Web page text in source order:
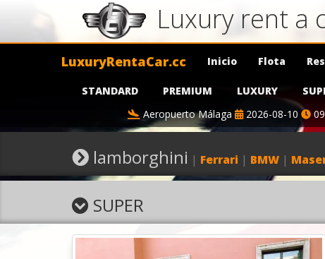
Luxury rent a
LuxuryRentaCar.cc Inicio Flota
STANDARD PREMIUM LUXURY
Aeropuerto Málaga
2026-08-10
lamborghini | Ferrari | BMW |
SUPER